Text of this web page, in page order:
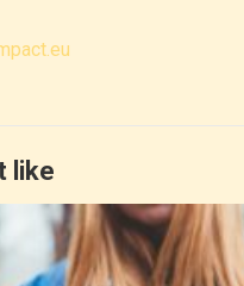
like